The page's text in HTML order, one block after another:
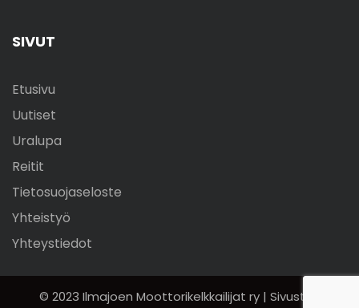
SIVUT
Etusivu
Uutiset
Uralupa
Reitit
Tietosuojaseloste
Yhteistyö
Yhteystiedot
© 2023 Ilmajoen Moottorikelkkailijat ry | Sivuston